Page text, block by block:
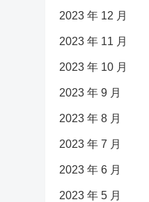
2023 年 12 月
2023 年 11 月
2023 年 10 月
2023 年 9 月
2023 年 8 月
2023 年 7 月
2023 年 6 月
2023 年 5 月